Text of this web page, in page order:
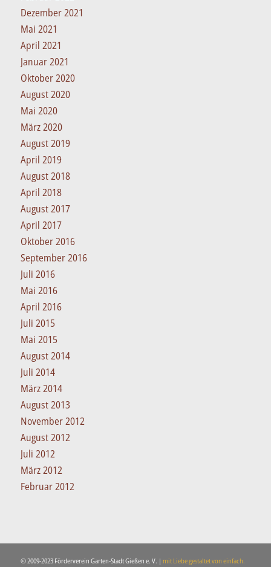
Dezember 2021
Mai 2021
April 2021
Januar 2021
Oktober 2020
August 2020
Mai 2020
März 2020
August 2019
April 2019
August 2018
April 2018
August 2017
April 2017
Oktober 2016
September 2016
Juli 2016
Mai 2016
April 2016
Juli 2015
Mai 2015
August 2014
Juli 2014
März 2014
August 2013
November 2012
August 2012
Juli 2012
März 2012
Februar 2012
© 2009-2023 Förderverein Garten-Stadt Gießen e. V. | mit Liebe gestaltet von einfach.